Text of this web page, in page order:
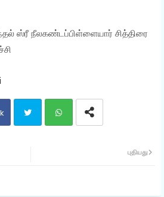
ஸ்ரீ நீலகண்டப்பிள்ளையார் சித்திரை
ap
புதியது